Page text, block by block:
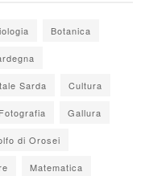
Botanica
Sarda Cultura
Fotografia Gallura
di Orosei
Matematica